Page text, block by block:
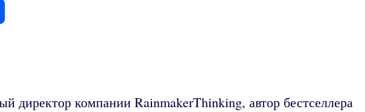
директор компании RainmakerThinking, автор бестселлера